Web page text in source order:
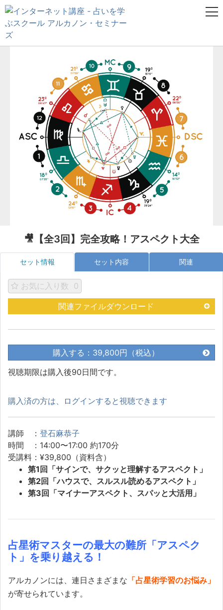
🎥【全3回】完全攻略！アスペクト大全
セット情報 セット内容 関連
お気に入り数 0
関連ファイルダウンロード
購入する：39,800円（税込）
視聴期限は購入後90日間です。
購入済の方は、ログインすると視聴できます
講師 ： 登石麻恭子
時間 ：14:00〜17:00 約170分
受講料：¥39,800（資料含）
第1回「サインで、サクッと理解するアスペクト」
第2回「ハウスで、スルスル読めるアスペクト」
第3回「マイナーアスペクト、スパッと大活用」
占星術マスターの最大の難所「アスペク
ト」を乗り越える！
アルカノンには、連日さまざまな 「占星術学習のお悩み」
が寄せられています。